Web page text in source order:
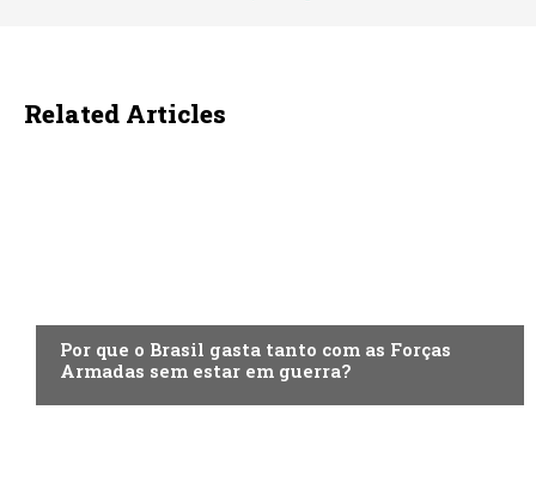
Related Articles
Por que o Brasil gasta tanto com as Forças
Armadas sem estar em guerra?